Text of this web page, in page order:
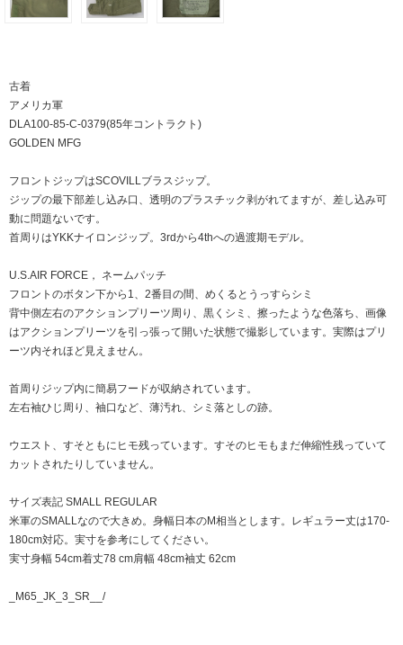
古着
アメリカ軍
DLA100-85-C-0379(85年コントラクト)
GOLDEN MFG
フロントジップはSCOVILLブラスジップ。
ジップの最下部差し込み口、透明のプラスチック剥がれてますが、差し込み可
動に問題ないです。
首周りはYKKナイロンジップ。3rdから4thへの過渡期モデル。
U.S.AIR FORCE， ネームパッチ
フロントのボタン下から1、2番目の間、めくるとうっすらシミ
背中側左右のアクションプリーツ周り、黒くシミ、擦ったような色落ち、画像
はアクションプリーツを引っ張って開いた状態で撮影しています。実際はプリ
ーツ内それほど見えません。
首周りジップ内に簡易フードが収納されています。
左右袖ひじ周り、袖口など、薄汚れ、シミ落としの跡。
ウエスト、すそともにヒモ残っています。すそのヒモもまだ伸縮性残っていて
カットされたりしていません。
サイズ表記 SMALL REGULAR
米軍のSMALLなので大きめ。身幅日本のM相当とします。レギュラー丈は170-
180cm対応。実寸を参考にしてください。
実寸身幅 54cm着丈78 cm肩幅 48cm袖丈 62cm
_M65_JK_3_SR__/